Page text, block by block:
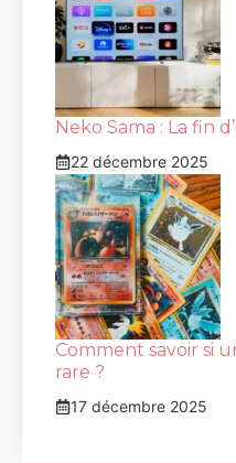
Neko Sama : La fin
22 décembre 2025
Comment savoir si
rare ?
17 décembre 2025